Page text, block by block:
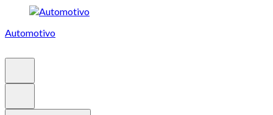
Automotivo